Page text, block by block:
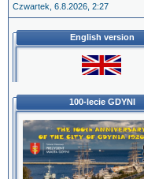
Czwartek, 6.8.2026, 2:27
English version
100-lecie GDYNI